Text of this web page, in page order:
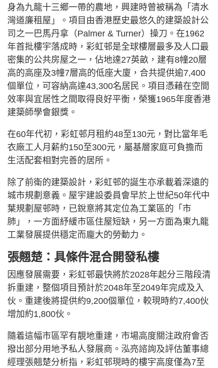
身為九龍十三鄉一帶的農地，興建時曾被稱為「清水
灣道廉租屋」。項目由香港歷史最悠久的建築設計公
司之一巴馬丹拿（Palmer & Turner）操刀。在1962
年首批樓宇落成時，彩虹邨是全球樓層最多及人口最
密集的公共房屋之一，佔地達27英畝，建有8幢20層
高的高座及3幢7層高的低座大廈，合共提供逾7,400
個單位，可容納高達43,300名居民。項目憑藉在空間
效率與宜居性之間取得良好平衡，榮獲1965年度香港
建築師學會銀獎。
在60年代初，彩虹邨月租約48至130元，對比當年毛
衣廠工人月薪約150至300元，屬基層家庭可負擔而
生活配套相對完善的居所。
除了前衛的建築設計，彩虹邨的誕生亦承載着深遠的
城市規劃意義。屋宇建設委員會早於上世紀50年代中
葉規劃屋邨時，已銳意將其定位為工業區的「市
肺」，一方面紓緩市區住屋短缺，另一方面為東九龍
工業發展提供穩定而龐大的勞動力。
張翹楚：具條件混合開發私樓
因應發展需要，彩虹邨最快將於2028年起分三階段清
拆重建，整個項目預計於2048年至2049年完成及入
伙。重建後將提供約9,200個單位，較現時約7,400伙
增加約1,800伙。
隨着這幅市區罕有靚地重建，市場高度關注政府會否
撥出部分用地予私人發展商。泓亮諮詢及評估董事總
經理張翹楚分析指，彩虹邨現時的樓宇高度僅為7至